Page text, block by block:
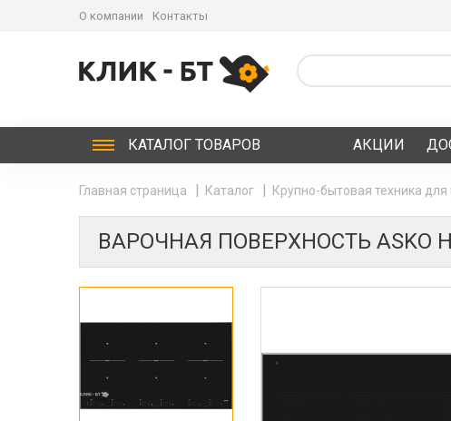
О компании Контакты
КАТАЛОГ ТОВАРОВ АКЦИИ
Главная страница Каталог Крупно-бытовая техника для
ВАРОЧНАЯ ПОВЕРХНОСТЬ ASKO